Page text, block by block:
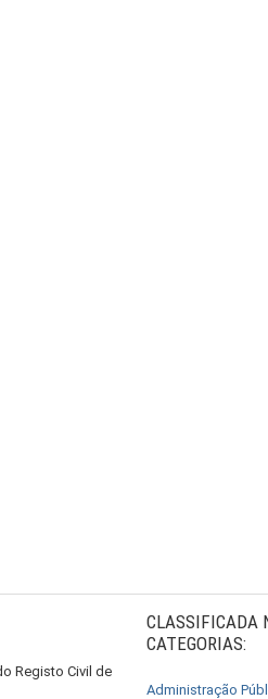
Registo Civil de
CLASSIFICADA
CATEGORIAS:
Administração